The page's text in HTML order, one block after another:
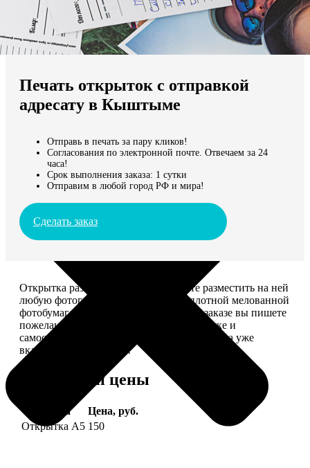
Мы доставляем по всему миру
Продолжить без города
Печать открыток с отправкой
адресату в Кыштыме
Отправь в печать за пару кликов!
Согласования по электронной почте. Отвечаем за 24
часа!
Срок выполнения заказа: 1 сутки
Отправим в любой город РФ и мира!
Сделать заказ
Открытка размером 10*15, вы можете разместить на ней
любую фотографию. Печатается на плотной мелованной
фотобумаге плотностью 300 г/м2. При заказе вы пишете
пожелание, мы его напечатаем на открытке и
самостоятельно отправим адресату (доставка уже
включена в стоимость).
Форматы и цены
Услуга
Цена, руб.
Открытка А5 150